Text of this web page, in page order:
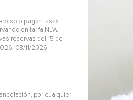
solo pagan tasas.
en tarifa NLW.
reservas del 15 de
08/11/2026
por cualquier